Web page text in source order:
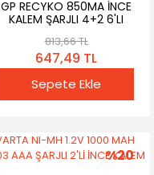
GP RECYKO 850MA İNCE
KALEM ŞARJLI 4+2 6'LI
813,66 TL
647,49 TL
Sepete Ekle
%20